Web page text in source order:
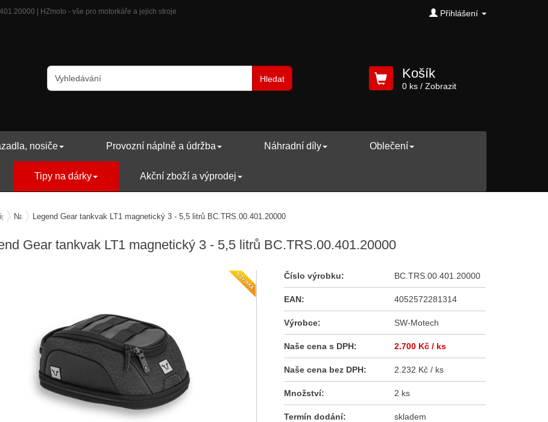
| HZmoto - vše pro motorkáře a jejich stroje Přihlášení
Hledat Košík
0 ks/ Zobrazit
nosiče Provozní náplně a údržba Náhradní díly Oblečení
Tipy na dárky Akční zboží a výprodej
na dárky
Na motorkuLegend Gear tankvak LT1 magnetický 3 - 5,5 litrů BC.TRS.00.401.20000
Gear tankvak LT1 magnetický 3 - 5,5 litrů BC.TRS.00.401.20000
Číslo výrobku: BC.TRS.00.401.20000
EAN: 4052572281314
Výrobce: SW-Motech
Naše cena s DPH: 2.700 Kč / ks
Naše cena bez DPH: 2.232 Kč / ks
Množství: 2 ks
Termín dodání: skladem